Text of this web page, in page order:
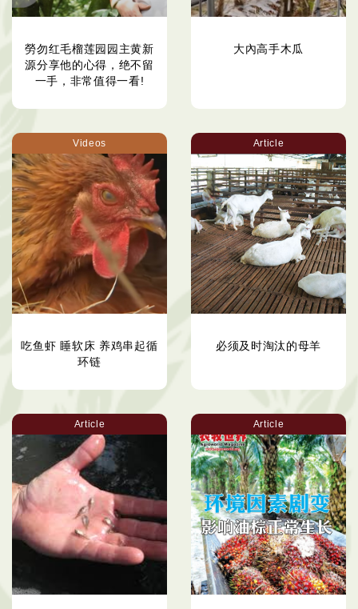
勞勿红毛榴莲园园主黄新
源分享他的心得，绝不留
一手，非常值得一看!
大內高手木瓜
Videos
吃鱼虾 睡软床 养鸡串起循
环链
Article
必须及时淘汰的母羊
Article Article